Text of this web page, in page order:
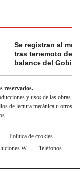
Se registran al
tras terremoto de
balance del
reservados.
y usos de las obras
de lectura mecánica u otros
Política de cookies
W
Teléfonos